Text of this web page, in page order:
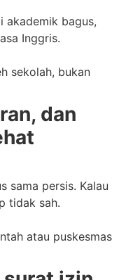
akademik bagus,
Inggris.
sekolah, bukan
dan
sama persis. Kalau
tidak sah.
atau puskesmas